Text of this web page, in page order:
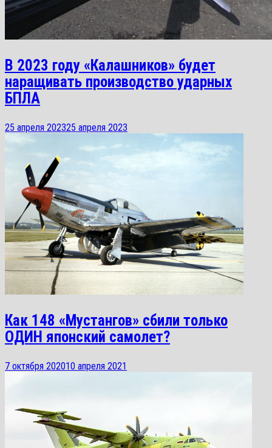
В 2023 году «Калашников» будет
наращивать производство ударных
БПЛА
25 апреля 202325 апреля 2023
Как 148 «Мустангов» сбили только
ОДИН японский самолет?
7 октября 202010 апреля 2021